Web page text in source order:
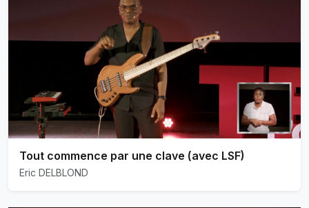
Tout commence par une clave (avec LSF)
Eric DELBLOND